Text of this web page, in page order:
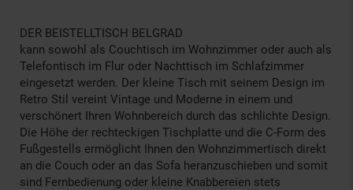
DER BEISTELLTISCH BELGRAD
kann sowohl als Couchtisch im Wohnzimmer oder auch als
Telefontisch im Flur oder Nachttisch im Schlafzimmer
eingesetzt werden. Der kleine Tisch mit seinem Design im
Retro Stil vereint Vintage und Moderne in einem und
verschönert Ihren Wohnbereich durch das schlichte Design.
Die Höhe der rechteckigen Tischplatte und die C-Form des
Fußgestells ermöglicht Ihnen den Wohnzimmertisch direkt
an die Couch oder an das Sofa heranzuschieben und somit
sind Fernbedienung oder kleine Knabbereien stets